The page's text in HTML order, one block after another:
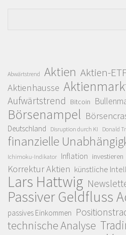
Abwärtstrend Aktien Aktien-
Aktienhausse
Aufwärtstrend Bitcoin
Börsenampel
Deutschland Disruption durch KI Donald
finanzielle
Ichimoku-Indikator Inflation investieren
Korrektur Aktien künstliche
Lars Hattwig
Passiver Geldfluss
passives Einkommen
technische Analyse